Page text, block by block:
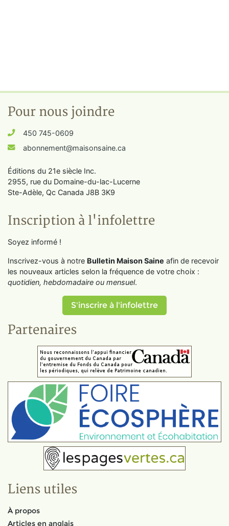
Pour nous joindre
450 745-0609
abonnement@maisonsaine.ca
Éditions du 21e siècle Inc.
2955, rue du Domaine-du-lac-Lucerne
Ste-Adèle, Qc Canada J8B 3K9
Inscription à l'infolettre
Soyez informé !
Inscrivez-vous à notre Bulletin Maison Saine afin de recevoir
les nouveaux articles selon la fréquence de votre choix :
quotidien, hebdomadaire ou mensuel.
S'inscrire à l'infolettre
Partenaires
Liens utiles
À propos
Articles en anglais